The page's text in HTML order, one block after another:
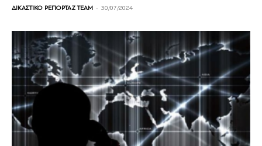
ΔΙΚΑΣΤΙΚΟ ΡΕΠΟΡΤΑΖ TEAM - 30/07/2024